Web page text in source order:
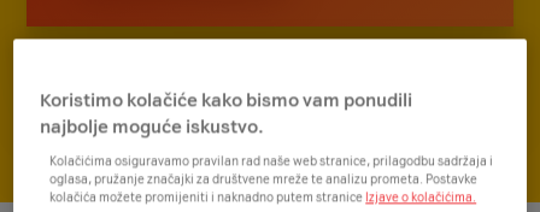
Koristimo kolačiće kako bismo vam ponudili
najbolje moguće iskustvo.
Kolačićima osiguravamo pravilan rad naše web stranice, prilagodbu sadržaja i
oglasa, pružanje značajki za društvene mreže te analizu prometa. Postavke
kolačića možete promijeniti i naknadno putem stranice Izjave o kolačićima.